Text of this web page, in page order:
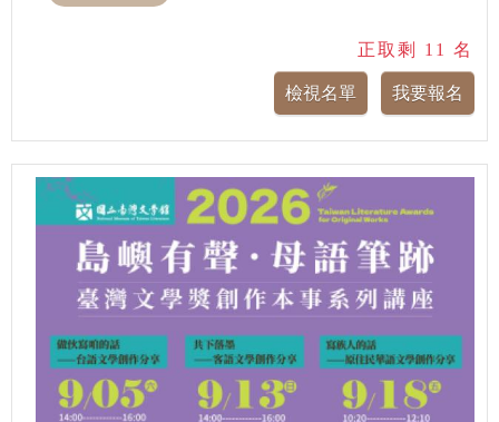
正取剩 11 名